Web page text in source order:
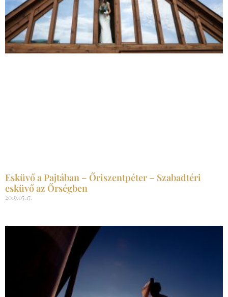
Esküvő a Pajtában – Őriszentpéter – Szabadtéri
esküvő az Őrségben
2019.05.17.